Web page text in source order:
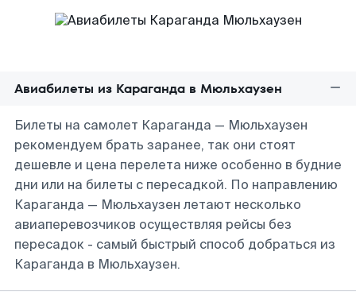
Авиабилеты из Караганда в Мюльхаузен
Билеты на самолет Караганда — Мюльхаузен
рекомендуем брать заранее, так они стоят
дешевле и цена перелета ниже особенно в будние
дни или на билеты с пересадкой. По направлению
Караганда — Мюльхаузен летают несколько
авиаперевозчиков осуществляя рейсы без
пересадок - самый быстрый способ добраться из
Караганда в Мюльхаузен.